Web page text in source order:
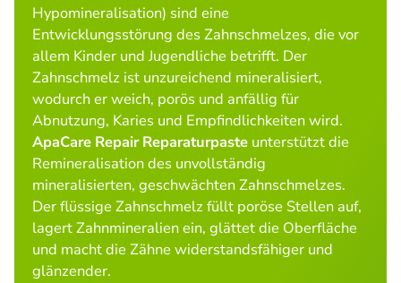
Hypomineralisation) sind eine
Entwicklungsstörung des Zahnschmelzes, die vor
allem Kinder und Jugendliche betrifft. Der
Zahnschmelz ist unzureichend mineralisiert,
wodurch er weich, porös und anfällig für
Abnutzung, Karies und Empfindlichkeiten wird.
ApaCare Repair Reparaturpaste unterstützt die
Remineralisation des unvollständig
mineralisierten, geschwächten Zahnschmelzes.
Der flüssige Zahnschmelz füllt poröse Stellen auf,
lagert Zahnmineralien ein, glättet die Oberfläche
und macht die Zähne widerstandsfähiger und
glänzender.